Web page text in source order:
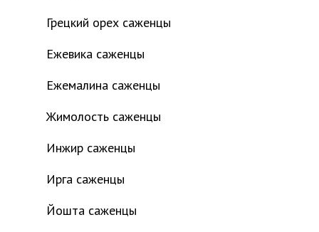
Грецкий орех саженцы
Ежевика саженцы
Ежемалина саженцы
Жимолость саженцы
Инжир саженцы
Ирга саженцы
Йошта саженцы